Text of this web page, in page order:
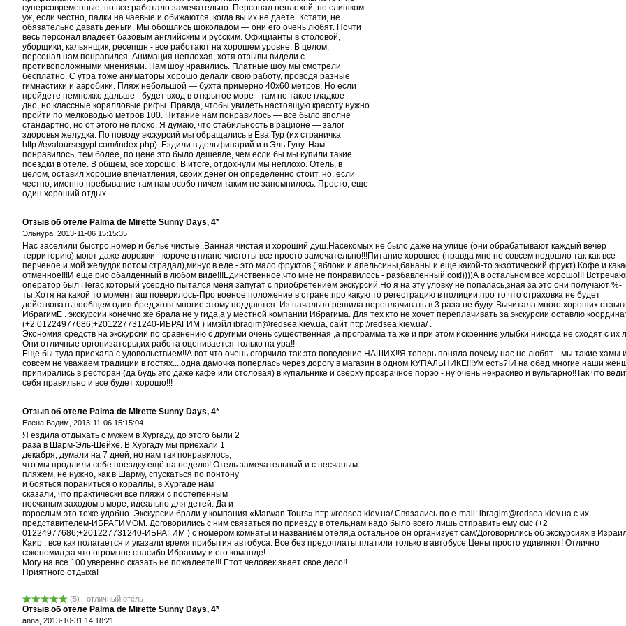
суперсовременные, но все работало замечательно. Персонал неплохой, но слишком
уж, если честно, падки на чаевые и обижаются, когда вы их не даете. Кстати, не
обязательно давать деньги. Мы обошлись шоколадом — они его очень любят. Почти
весь персонал владеет базовым английским и русским. Официанты в столовой,
уборщики, кальянщик, ресепшн - все работают на хорошем уровне. В целом,
персонал нам понравился. Анимация неплохая, хотя отзывы видели с
противоположными мнениями. Нам шоу нравились. Платные шоу мы смотрели
бесплатно. С утра тоже аниматоры хорошо делали свою работу, проводя разные
гимнастики и аэробики. Пляж небольшой — бухта примерно 40х60 метров. Но если
пройдете немножко дальше - будет вход в открытое море - там не такое гладкое
дно, но классные коралловые рифы. Правда, чтобы увидеть настоящую красоту нужно
пройти по мелководью метров 100. Питание нам понравилось — все было вполне
стандартно, но от этого не плохо. Я думаю, что стабильность в рационе — залог
здоровья желудка. По поводу экскурсий мы обращались в Ева Тур (их страничка
http://evatoursegypt.com/index.php). Ездили в дельфинарий и в Эль Гуну. Нам
понравилось, тем более, по цене это было дешевле, чем если бы мы купили такие
поездки в отеле. В общем, все хорошо. В итоге, отдохнули мы неплохо. Отель, в
целом, оставил хорошие впечатления, своих денег он определенно стоит, но, если
честно, именно пребывание там нам особо ничем таким не запомнилось. Просто, еще
один хороший отдых.
Отзыв об отеле Palma de Mirette Sunny Days, 4*
Эльнура, 2013-11-06 15:15:35
Нас заселили быстро,номер и белье чистые..Ванная чистая и хороший душ.Насекомых не было даже на улице (они обрабатывают каждый вечер
территорию),моют даже дорожки - короче в плане чистоты все просто замечательно!!!Питание хорошее (правда мне не совсем подошло так как все
перченое и мой желудок потом страдал),минус в еде - это мало фруктов ( яблоки и апельсины,бананы и еще какой-то экзотический фрукт).Кофе и
отменное!!!И еще рис обалденный в любом виде!!!Единственное,что мне не понравилось - разбавленный сок!))))А в остальном все хорошо!!!
оператор был Пегас,который усердно пытался меня запугат с приобретением экскурсий.Но я на эту уловку не попалась,зная за это они получают %-
ты.Хотя на какой то момент аш поверилось-Про военое положение в стране,про какую то регестрацию в полиции,про то что страховка не будет
действовать,вообщем один бред,хотя многие этому поддаются. Из начально решила переплачивать в 3 раза не буду. Вычитала много хороших
ИбрагимЕ . экскурсии конечно же брала не у гида,а у местной компании Ибрагима. Для тех кто не хочет переплачивать за экскурсии оставлю
(+2 01224977686;+201227731240-ИБРАГИМ ) имэйл ibragim@redsea.kiev.ua, сайт http://redsea.kiev.ua/ .
Экономия средств на экскурсии по сравнению с другими очень существенная ,а программа та же и при этом искренние улыбки никогда не сходят с их
Они отличные оргонизаторы,их работа оценивается только на ура!!
Еще бы туда приехала с удовольствием!!А вот что очень огорчило так это поведение НАШИХ!!Я теперь поняла почему нас не любят....мы такие хамы и
совсем не уважаем традиции в гостях....одна дамочка поперлась через дорогу в магазин в одном КУПАЛЬНИКЕ!!!Ум есть?!И на обед многие наши
припирались в ресторан (да будь это даже кафе или столовая) в купальнике и сверху прозрачное порэо - ну очень некрасиво и вульгарно!!Так что
себя правильно и все будет хорошо!!!
Отзыв об отеле Palma de Mirette Sunny Days, 4*
Елена Вадим, 2013-11-06 15:15:04
Я ездила отдыхать с мужем в Хургаду, до этого были 2
раза в Шарм-Эль-Шейхе. В Хургаду мы приехали 1
декабря, думали на 7 дней, но нам так понравилось,
что мы продлили себе поездку ещё на неделю! Отель замечательный и с песчаным
пляжем, не нужно, как в Шарму, спускаться по понтону
и бояться пораниться о кораллы, в Хургаде нам
сказали, что практически все пляжи с постепенным
песчаным заходом в море, идеально для детей. Да и
взрослым это тоже удобно. Экскурсии брали у компания «Marwan Tours» http://redsea.kiev.ua/ Связались по e-mail: ibragim@redsea.kiev.ua с их
представителем-ИБРАГИМОМ. Договорились с ним связаться по приезду в отель,нам надо было всего лишь отправить ему смс (+2
01224977686;+201227731240-ИБРАГИМ ) с номером комнаты и названием отеля,а остальное он организует сам/Договорились об экскурсиях в
Каир , все как полагается и указали время прибытия автобуса. Все без предоплаты,платили только в автобусе.Цены просто удивляют! Отлично
сэкономил,за что огромное спасибо Ибрагиму и его команде!
Могу на все 100 уверенно сказать не пожалеете!!! Етот человек знает свое дело!!
Приятного отдыха!
(5) отличный отель
Отзыв об отеле Palma de Mirette Sunny Days, 4*
anna, 2013-10-31 14:18:21